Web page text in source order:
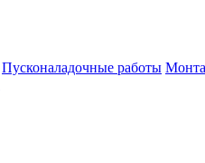
Пусконаладочные работы